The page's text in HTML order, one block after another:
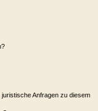
einem Abonnements für ein
Thema abonnieren?